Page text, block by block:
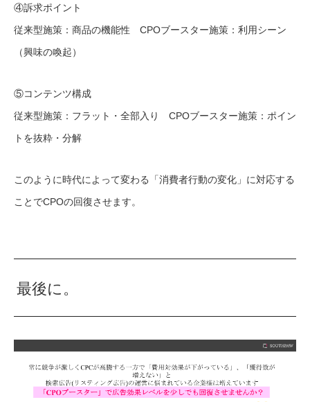
④訴求ポイント
従来型施策：商品の機能性 CPOブースター施策：利用シーン
（興味の喚起）
⑤コンテンツ構成
従来型施策：フラット・全部入り CPOブースター施策：ポイン
トを抜粋・分解
このように時代によって変わる「消費者行動の変化」に対応する
ことでCPOの回復させます。
最後に。